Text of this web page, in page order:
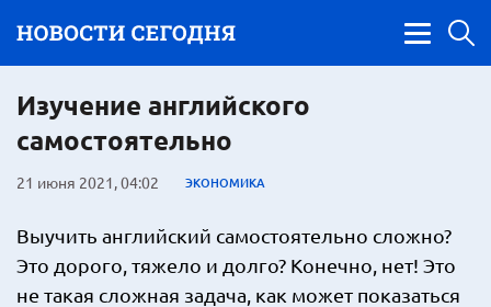
Изучение английского
самостоятельно
21 июня 2021, 04:02 ЭКОНОМИКА
Выучить английский самостоятельно сложно?
Это дорого, тяжело и долго? Конечно, нет! Это
не такая сложная задача, как может показаться